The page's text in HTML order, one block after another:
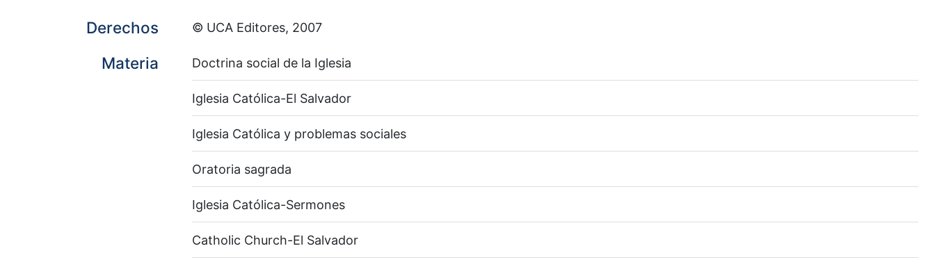
Derechos © UCA Editores, 2007
Materia Doctrina social de la Iglesia
Iglesia Católica-El Salvador
Iglesia Católica y problemas sociales
Oratoria sagrada
Iglesia Católica-Sermones
Catholic Church-El Salvador